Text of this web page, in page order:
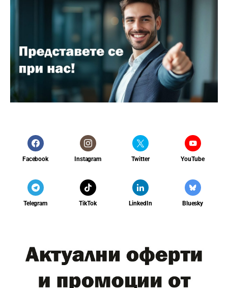
Facebook Instagram Twitter YouTube
Telegram TikTok LinkedIn Bluesky